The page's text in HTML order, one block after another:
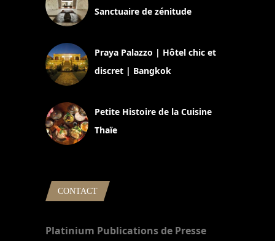
Sanctuaire de zénitude
Praya Palazzo | Hôtel chic et
discret | Bangkok
Petite Histoire de la Cuisine
Thaïe
CONTACT
Platinium Publications de Presse